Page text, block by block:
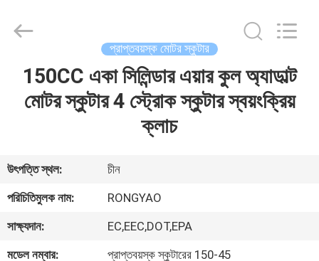
বাড়ি
আমাদের
সম্পর্কে
কারখানা
Vehicle
Co.,Ltd.
প্রাপ্তবয়স্ক মোটর স্কুটার
150CC একা সিলিন্ডার এয়ার কুল অ্যাডাল্ট
মোটর স্কুটার 4 স্ট্রোক স্কুটার স্বয়ংক্রিয়
ক্লাচ
উৎপত্তি স্থল:
চীন
পরিচিতিমুলক নাম:
RONGYAO
সাক্ষ্যদান:
EC,EEC,DOT,EPA
মডেল নম্বার:
প্রাপ্তবয়স্ক স্কুটারের 150-45